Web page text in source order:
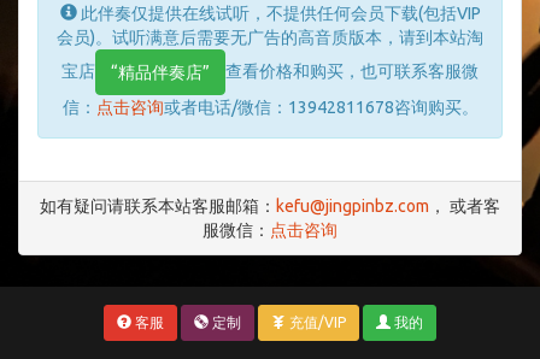
此伴奏仅提供在线试听，不提供任何会员下载(包括VIP
会员)。试听满意后需要无广告的高音质版本，请到本站淘
宝店
“精品伴奏店”
查看价格和购买，也可联系客服微
信： 点击咨询或者电话/微信：13942811678咨询购买。
如有疑问请联系本站客服邮箱： kefu@jingpinbz.com ， 或者客
服微信： 点击咨询
客服 定制 充值/VIP 我的